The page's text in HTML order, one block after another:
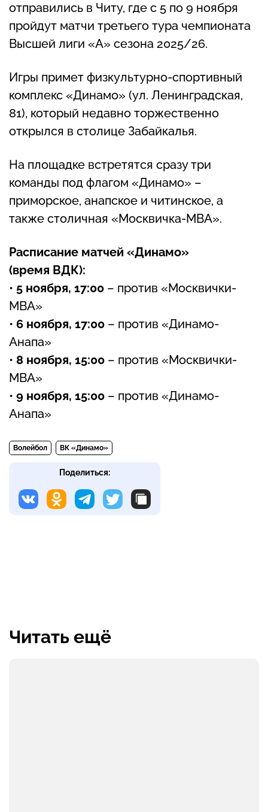
отправились в Читу, где с 5 по 9 ноября
пройдут матчи третьего тура чемпионата
Высшей лиги «А» сезона 2025/26.
Игры примет физкультурно-спортивный
комплекс «Динамо» (ул. Ленинградская,
81), который недавно торжественно
открылся в столице Забайкалья.
На площадке встретятся сразу три
команды под флагом «Динамо» –
приморское, анапское и читинское, а
также столичная «Москвичка-МВА».
Расписание матчей «Динамо»
(время ВДК):
• 5 ноября, 17:00 – против «Москвички-
МВА»
• 6 ноября, 17:00 – против «Динамо-
Анапа»
• 8 ноября, 15:00 – против «Москвички-
МВА»
• 9 ноября, 15:00 – против «Динамо-
Анапа»
Волейбол ВК «Динамо»
Поделиться:
Читать ещё